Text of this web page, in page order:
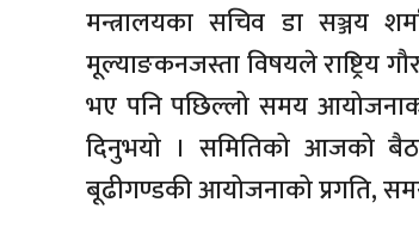
मन्त्रालयका सचिव डा सञ्जय
मूल्याङकनजस्ता विषयले राष्ट्रिय
भए पनि पछिल्लो समय
दिनुभयो । समितिको आजको
बूढीगण्डकी आयोजनाको प्रगति,